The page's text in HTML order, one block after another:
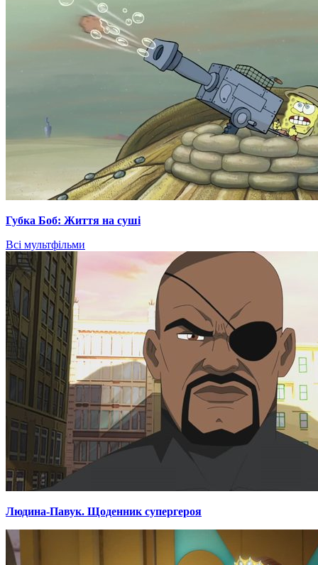
Губка Боб: Життя на суші
Всі мультфільми
Людина-Павук. Щоденник супергероя